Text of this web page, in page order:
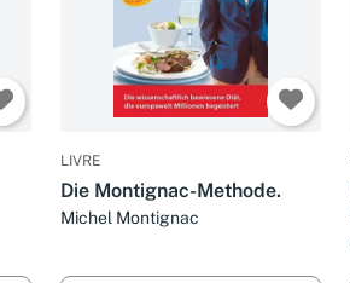
LIVRE
Die Montignac-Methode.
Michel Montignac